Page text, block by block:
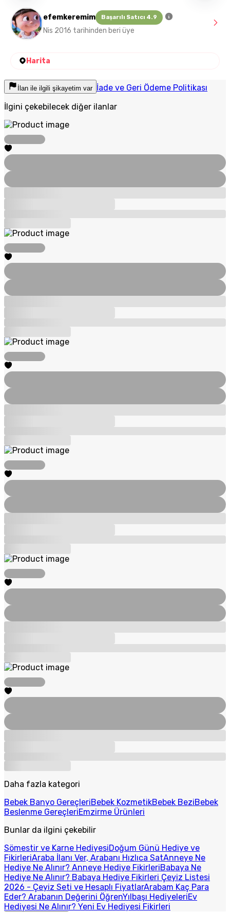
efemkeremim Başarılı Satıcı 4.9
Nis 2016 tarihinden beri üye
Harita
İlan ile ilgili şikayetim var İade ve Geri Ödeme Politikası
İlgini çekebilecek diğer ilanlar
Daha fazla kategori
Bebek Banyo GereçleriBebek KozmetikBebek BeziBebek
Beslenme GereçleriEmzirme Ürünleri
Bunlar da ilgini çekebilir
Sömestir ve Karne HediyesiDoğum Günü Hediye ve
FikirleriAraba İlanı Ver, Arabanı Hızlıca SatAnneye Ne
Hediye Ne Alınır? Anneye Hediye FikirleriBabaya Ne
Hediye Ne Alınır? Babaya Hediye Fikirleri Çeyiz Listesi
2026 - Çeyiz Seti ve Hesaplı FiyatlarArabam Kaç Para
Eder? Arabanın Değerini ÖğrenYılbaşı HediyeleriEv
Hediyesi Ne Alınır? Yeni Ev Hediyesi Fikirleri